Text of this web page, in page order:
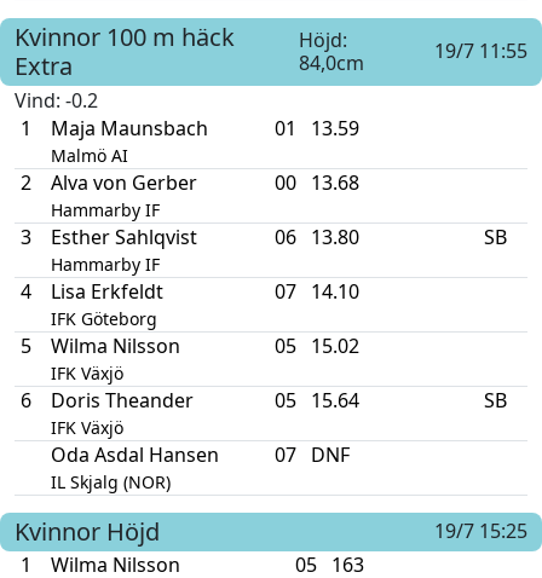
Kvinnor 100 m häck
Extra
Höjd:
84,0cm
19/7 11:55
Vind: -0.2
1
Maja Maunsbach
Malmö AI
01 13.59
2 Alva von Gerber
Hammarby IF
00 13.68
3 Esther Sahlqvist
Hammarby IF
06 13.80 SB
4 Lisa Erkfeldt
IFK Göteborg
07 14.10
5 Wilma Nilsson
IFK Växjö
05 15.02
6 Doris Theander
IFK Växjö
05 15.64 SB
Oda Asdal Hansen
IL Skjalg (NOR)
07 DNF
Kvinnor Höjd
19/7 15:25
1
Wilma Nilsson 05 163